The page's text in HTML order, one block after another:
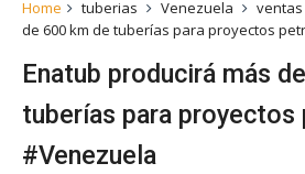
Home tuberias Venezuela ventas
de 600 km de tuberías para proyectos
Enatub producirá más
tuberías para
#Venezuela